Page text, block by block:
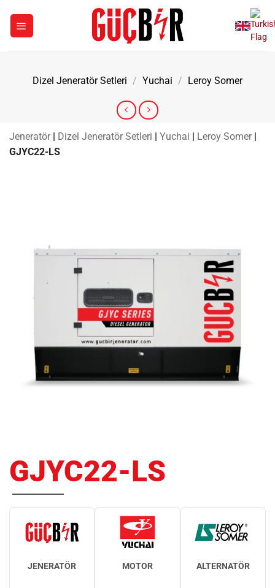
Dizel Jeneratör Setleri / Yuchai / Leroy Somer
Jeneratör | Dizel Jeneratör Setleri | Yuchai | Leroy Somer |
GJYC22-LS
GJYC22-LS
JENERATÖR MOTOR ALTERNATÖR